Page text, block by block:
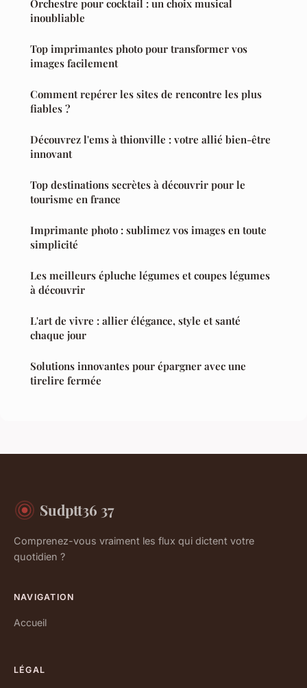
Orchestre pour cocktail : un choix musical
inoubliable
Top imprimantes photo pour transformer vos
images facilement
Comment repérer les sites de rencontre les plus
fiables ?
Découvrez l'ems à thionville : votre allié bien-être
innovant
Top destinations secrètes à découvrir pour le
tourisme en france
Imprimante photo : sublimez vos images en toute
simplicité
Les meilleurs épluche légumes et coupes légumes
à découvrir
L'art de vivre : allier élégance, style et santé
chaque jour
Solutions innovantes pour épargner avec une
tirelire fermée
Sudptt36 37
Comprenez-vous vraiment les flux qui dictent votre
quotidien ?
NAVIGATION
Accueil
LÉGAL